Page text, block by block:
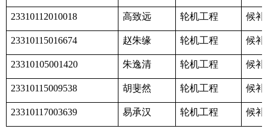
23310112010018 高致远 轮机工程 候补
23310115016674 赵朱缘 轮机工程 候补
23310105001420 朱逸清 轮机工程 候补
23310115009538 胡斐然 轮机工程 候补
23310117003639 易承汉 轮机工程 候补